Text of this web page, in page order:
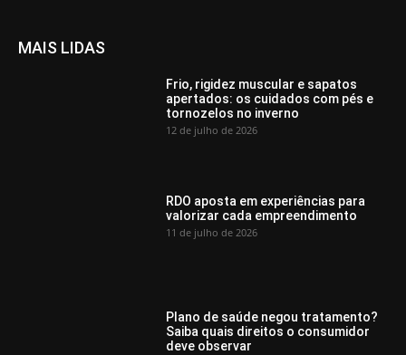
MAIS LIDAS
Frio, rigidez muscular e sapatos
apertados: os cuidados com pés e
tornozelos no inverno
12 de julho de 2026
RDO aposta em experiências para
valorizar cada empreendimento
11 de julho de 2026
Plano de saúde negou tratamento?
Saiba quais direitos o consumidor
deve observar